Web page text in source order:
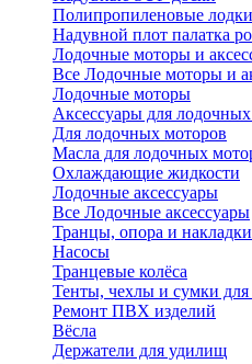
Полипропиленовые лодки
Надувной плот палатка
Лодочные моторы и
Все Лодочные моторы и
Лодочные моторы
Аксессуары для
Для лодочных моторов
Масла для лодочных
Охлаждающие жидкости
Лодочные аксессуары
Все Лодочные аксессуары
Транцы, опора и
Насосы
Транцевые колёса
Тенты, чехлы и сумки
Ремонт ПВХ изделий
Вёсла
Держатели для удилищ